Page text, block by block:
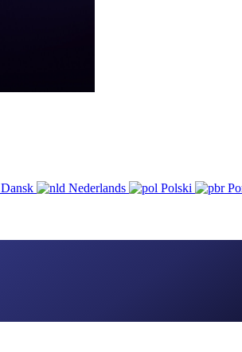
Dansk Nederlands Polski